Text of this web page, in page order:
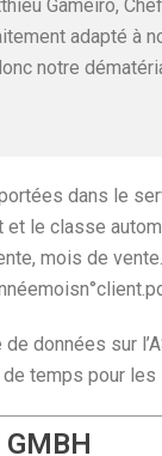
Gameiro,
adapté à
notre
dans le
le classe
mois de
données sur
de temps pour
GMBH